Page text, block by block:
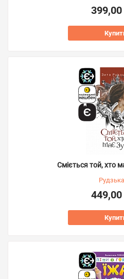
399,00
Сміється той, хто
449,00